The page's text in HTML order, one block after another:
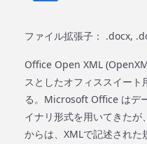
ファイル拡張子： .docx,
Office Open XML
スとしたオフィススイー
る。Microsoft Office はデ
イナリ形式を用いてきたが
からは、XMLで記述され